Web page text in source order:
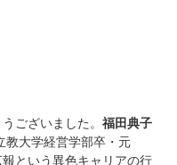
ございました。福田典子
教大学経営学部卒・元
という異色キャリアの行